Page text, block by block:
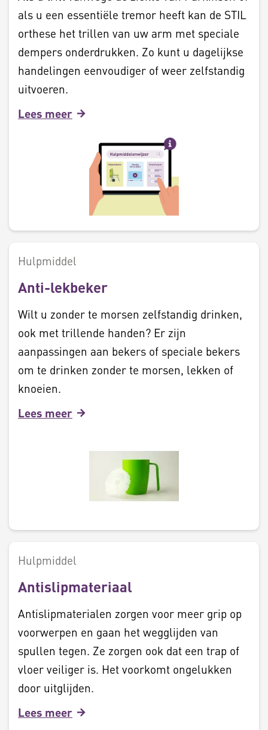
als u een essentiële tremor heeft kan de STIL
orthese het trillen van uw arm met speciale
dempers onderdrukken. Zo kunt u dagelijkse
handelingen eenvoudiger of weer zelfstandig
uitvoeren.
Lees meer
Hulpmiddel
Anti-lekbeker
Wilt u zonder te morsen zelfstandig drinken,
ook met trillende handen? Er zijn
aanpassingen aan bekers of speciale bekers
om te drinken zonder te morsen, lekken of
knoeien.
Lees meer
Hulpmiddel
Antislipmateriaal
Antislipmaterialen zorgen voor meer grip op
voorwerpen en gaan het wegglijden van
spullen tegen. Ze zorgen ook dat een trap of
vloer veiliger is. Het voorkomt ongelukken
door uitglijden.
Lees meer